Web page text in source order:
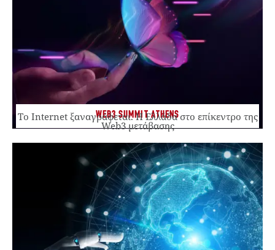
WEB3 SUMMIT ATHENS
Το Internet ξαναγράφεται. Η Ελλάδα στο επίκεντρο της
Web3 μετάβασης